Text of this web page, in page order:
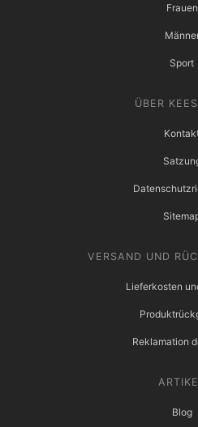
Frauen
Sport
ÜBER
VERSAND UND
Lieferkosten
Reklamation
Blog